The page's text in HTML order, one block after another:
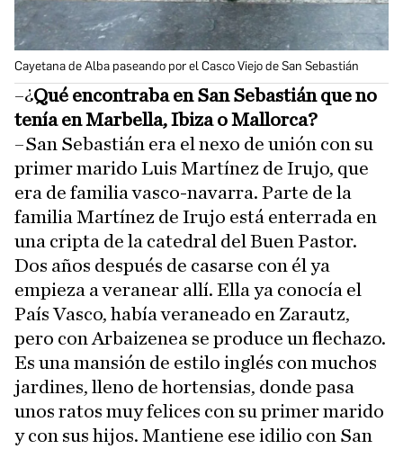
Cayetana de Alba paseando por el Casco Viejo de San Sebastián
–¿Qué encontraba en San Sebastián que no
tenía en Marbella, Ibiza o Mallorca?
–San Sebastián era el nexo de unión con su
primer marido Luis Martínez de Irujo, que
era de familia vasco-navarra. Parte de la
familia Martínez de Irujo está enterrada en
una cripta de la catedral del Buen Pastor.
Dos años después de casarse con él ya
empieza a veranear allí. Ella ya conocía el
País Vasco, había veraneado en Zarautz,
pero con Arbaizenea se produce un flechazo.
Es una mansión de estilo inglés con muchos
jardines, lleno de hortensias, donde pasa
unos ratos muy felices con su primer marido
y con sus hijos. Mantiene ese idilio con San